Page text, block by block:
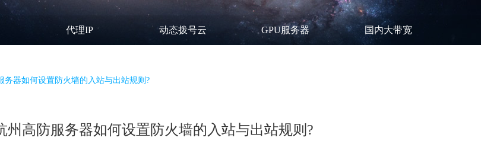
代理IP 动态拨号云 GPU服务器 国内大带宽
务器如何设置防火墙的入站与出站规则?
州高防服务器如何设置防火墙的入站与出站规则?